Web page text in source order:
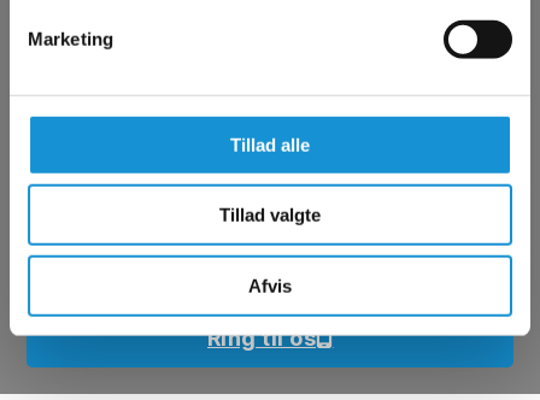
Marketing
Tillad alle
Tillad valgte
Afvis
VVS Brøndby Strand
Hos DIN VVS i Brøndby Strand får du dygtige og erfarne
VVS’er
Få et tilbud
Ring til os